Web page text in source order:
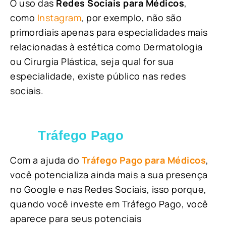
O uso das Redes Sociais para Médicos,
como Instagram, por exemplo, não são
primordiais apenas para especialidades mais
relacionadas à estética como Dermatologia
ou Cirurgia Plástica, seja qual for sua
especialidade, existe público nas redes
sociais.
Tráfego Pago
Com a ajuda do Tráfego Pago para Médicos,
você potencializa ainda mais a sua presença
no Google e nas Redes Sociais, isso porque,
quando você investe em Tráfego Pago, você
aparece para seus potenciais